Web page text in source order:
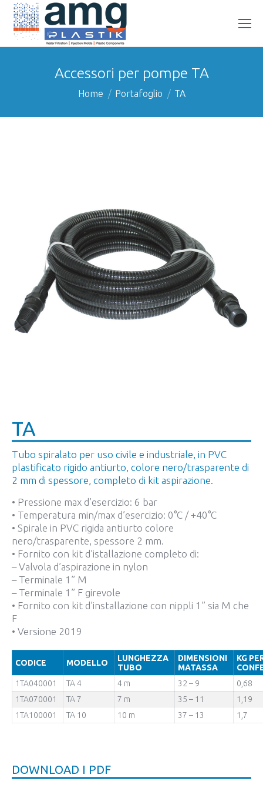
Accessori per pompe TA
You are here:Home Portafoglio TA
TA
Tubo spiralato per uso civile e industriale, in PVC
plastificato rigido antiurto, colore nero/trasparente di
2 mm di spessore, completo di kit aspirazione.
• Pressione max d’esercizio: 6 bar
• Temperatura min/max d’esercizio: 0°C / +40°C
• Spirale in PVC rigida antiurto colore
nero/trasparente, spessore 2 mm.
• Fornito con kit d’istallazione completo di:
– Valvola d’aspirazione in nylon
– Terminale 1” M
– Terminale 1” F girevole
• Fornito con kit d’installazione con nippli 1” sia M che
F
• Versione 2019
CODICE MODELLO
LUNGHEZZA
TUBO
DIMENSIONI
MATASSA
KG
1TA040001
TA 4 4 m 32 – 9
0,68
1TA070001
TA 7 7 m 35 – 11
1,19
1TA100001
TA 10 10 m 37 – 13 1,7
DOWNLOAD I PDF